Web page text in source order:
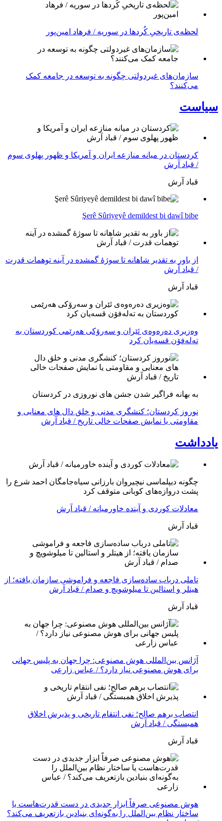
لحظه‌ی تاریخیِ کُردها در سوریه / فرهاد امین‌پور
سازمان‌های غیردولتی چگونه به توسعه در جامعه کمک
می‌کنند؟
سیاست
کردستان در میانه منازعە ایران و آمریکا و ظهور پهلوی سوم
/ قباد آرش
قباد آرش
Şerê Sûriyeyê demildest bi dawî bibe
از باور بە تقدیر شاهانه تا سوژهٔ گمشده در آینه توهمات قدرت
/ قباد آرش
قباد آرش
وەزیری دەرەوەی ئێران و سەرۆکی هەرێمی کوردستان بە
تەلەفۆن قسەیان کرد
به بهانه فراگیر شدن جشن های نوروزی در کردستان
نوروز کردستان؛ کنشگری مدنی و خلق دال های معنایی و
مقاومتی یا نمایش صفحات خالی تاریخ / قباد آرش
یادداشت
چگونه دیپلماسی نیچیروان بارزانی سیاەجامگان احمد شرع را
پشت دروازەهای کوبانی متوقف کرد
معادلات کوردی و آینده خاورمیانه / قباد آرش
قباد آرش
تاملی درباب سادەسازی فاجعە و فراموشی سازمان یافتە؛ از
هیتلر و استالین تا میلوشویچ و صدام / قباد آرش
قباد آرش
آژانس بین‌المللی هوش مصنوعی: چرا جهان به پلیس جهانی
برای هوش مصنوعی نیاز دارد؟ / عباس زارعی
انتصاب برهم صالح؛ نفی انتقام تاریخی و پذیرش اخلاق
همبستگی / قباد آرش
قباد آرش
هوش مصنوعی صرفاً ابزار جدیدی در دست قدرت‌هاست یا
ساختار نظام بین‌الملل را به‌گونه‌ای بنیادین بازتعریف می‌کند؟